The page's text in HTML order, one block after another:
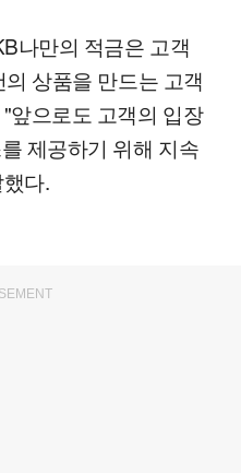
나만의 적금은 고객
상품을 만드는 고객
앞으로도 고객의 입장
제공하기 위해 지속
다.